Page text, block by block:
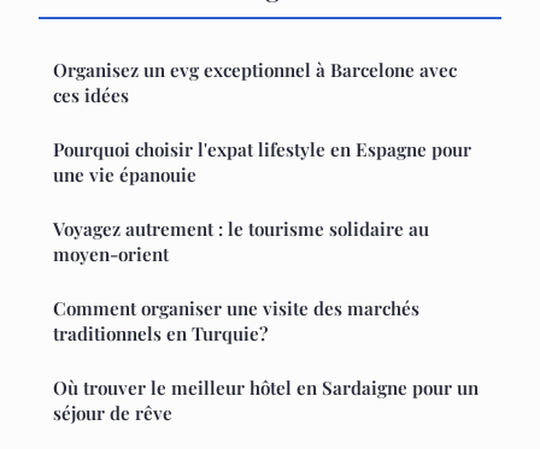
Organisez un evg exceptionnel à Barcelone avec
ces idées
Pourquoi choisir l'expat lifestyle en Espagne pour
une vie épanouie
Voyagez autrement : le tourisme solidaire au
moyen-orient
Comment organiser une visite des marchés
traditionnels en Turquie?
Où trouver le meilleur hôtel en Sardaigne pour un
séjour de rêve